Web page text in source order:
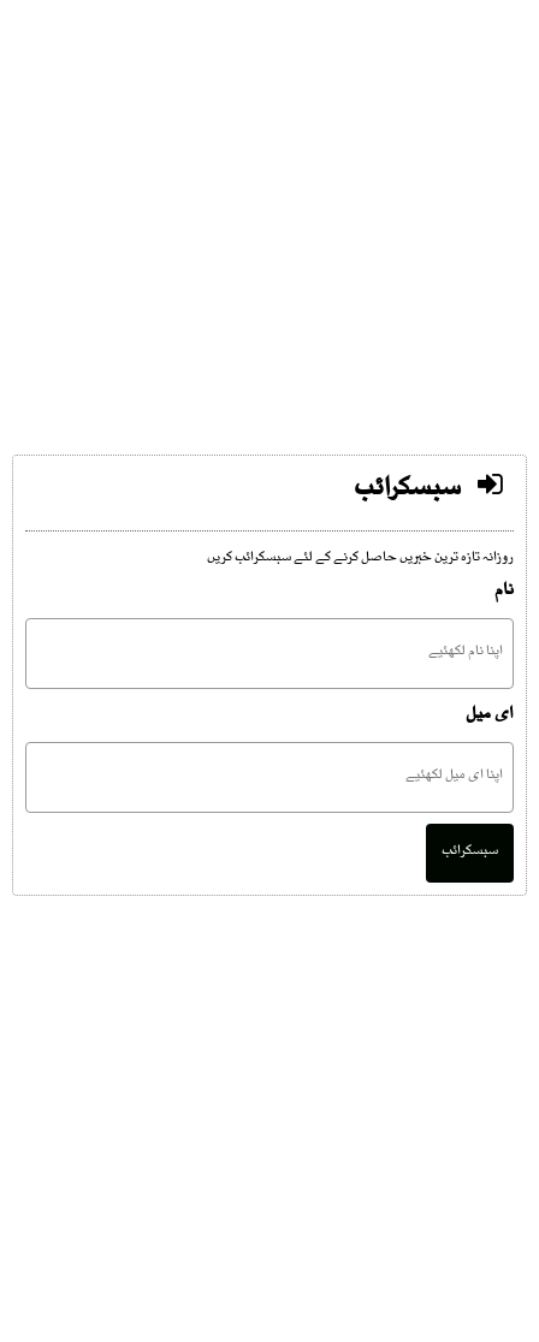
سبسکرائب
روزانہ تازہ ترین خبریں حاصل کرنے کے لئے سبسکرائب کریں
نام
ای میل
سبسکرائب